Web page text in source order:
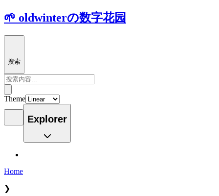
🌱 oldwinterの数字花园
搜索
Theme
Explorer
Home
❯